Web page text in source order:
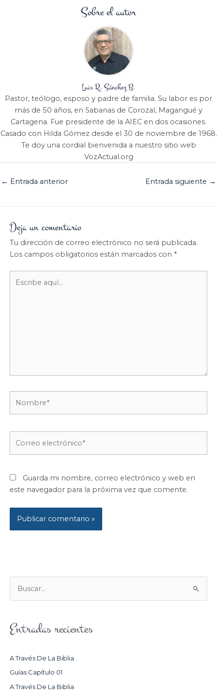
Sobre el autor
Luis R. Sánchez B.
Pastor, teólogo, esposo y padre de familia. Su labor es por
más de 50 años, en Sabanas de Corozal, Magangué y
Cartagena. Fue presidente de la AIEC en dos ocasiones.
Casado con Hilda Gómez desde el 30 de noviembre de 1968.
Te doy una cordial bienvenida a nuestro sitio web
VozActual.org
← Entrada anterior Entrada siguiente →
Deja un comentario
Tu dirección de correo electrónico no será publicada.
Los campos obligatorios están marcados con *
aquí...
Guarda mi nombre, correo electrónico y web en
este navegador para la próxima vez que comente.
U
C
Entradas recientes
A Través De La Biblia
Guías Capítulo 01
A Través De La Biblia